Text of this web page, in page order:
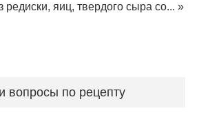
редиски, яиц, твердого сыра со... »
вопросы по рецепту